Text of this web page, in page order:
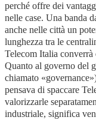
perché offre dei
nelle case. Una banda
anche nelle città un
lunghezza tra le
Telecom Italia
Quanto al governo del
chiamato
pensava di spaccare
valorizzarle
industriale, significa